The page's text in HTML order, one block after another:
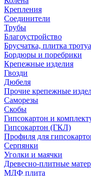
Крепления
Соединители
Трубы
Благоустройство
Брусчатка, плитка
Бордюры и поребрики
Крепежные изделия
Гвозди
Дюбеля
Прочие крепежные
Саморезы
Скобы
Гипсокартон и
Гипсокартон (ГКЛ)
Профиля для
Серпянки
Уголки и маячки
Древесно-плитные
МДФ плита